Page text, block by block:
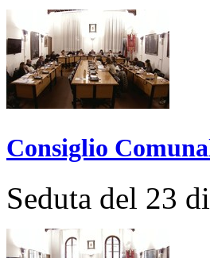
Consiglio
Seduta del 23